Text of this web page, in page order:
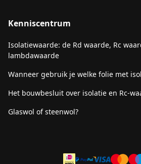
Kenniscentrum
Isolatiewaarde: de Rd waarde, Rc
lambdawaarde
Wanneer gebruik je welke folie met
Het bouwbesluit over isolatie en Rc-
Glaswol of steenwol?